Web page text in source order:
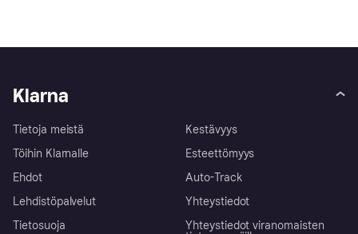
Klarna
Tietoja meistä
Töihin Klarnalle
Ehdot
Lehdistöpalvelut
Tietosuoja
Kestävyys
Esteettömyys
Auto-Track
Yhteystiedot
Yhteystiedot viranomaisten